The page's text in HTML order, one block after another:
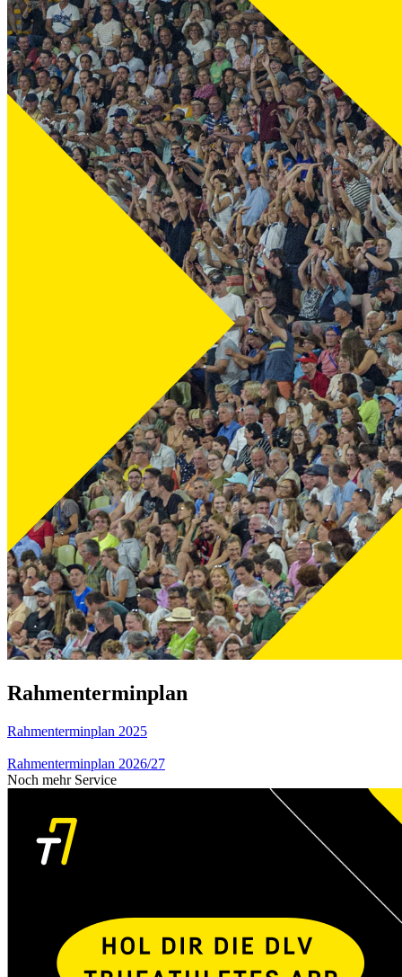
Rahmenterminplan
Rahmenterminplan 2025
Rahmenterminplan 2026/27
Noch mehr Service